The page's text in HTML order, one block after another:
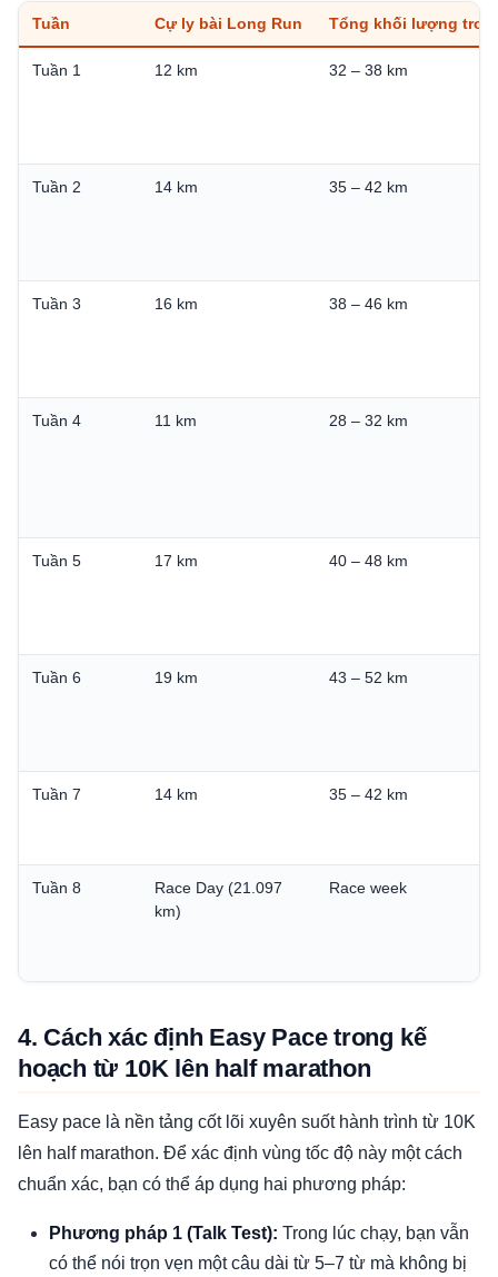
Tuần Cự ly bài Long Run Tổng khối lượng
Tuần 1 12 km 32 – 38 km
Tuần 2 14 km 35 – 42 km
Tuần 3 16 km 38 – 46 km
Tuần 4 11 km 28 – 32 km
Tuần 5 17 km 40 – 48 km
Tuần 6 19 km 43 – 52 km
Tuần 7 14 km 35 – 42 km
Tuần 8
Race Day (21.097
km)
Race week
4. Cách xác định Easy Pace trong kế
hoạch từ 10K lên half marathon
Easy pace là nền tảng cốt lõi xuyên suốt hành trình từ 10K
lên half marathon. Để xác định vùng tốc độ này một cách
chuẩn xác, bạn có thể áp dụng hai phương pháp:
Phương pháp 1 (Talk Test): Trong lúc chạy, bạn vẫn
có thể nói trọn vẹn một câu dài từ 5–7 từ mà không bị